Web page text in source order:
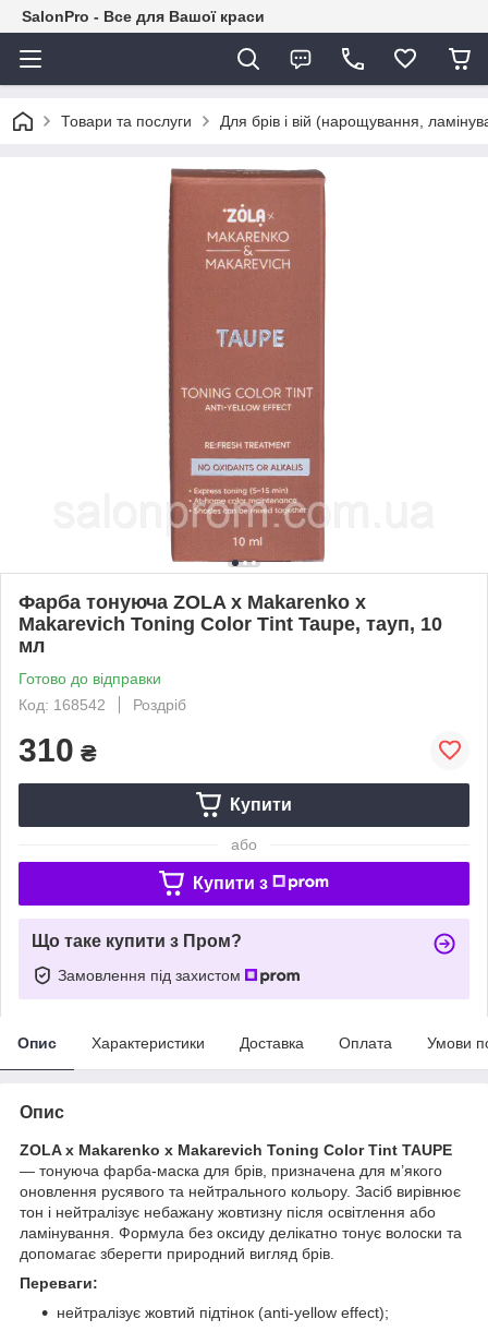
SalonPro - Все для Вашої краси
Товари та послуги Для брів і вій (нарощування,
Фарба тонуюча ZOLA x Makarenko x
Makarevich Toning Color Tint Taupe, тауп, 10
мл
Готово до відправки
Код: 168542
Роздріб
310 ₴
Купити
або
Купити з
Що таке купити з Пром?
Замовлення під захистом
Опис Характеристики Доставка Оплата Умови
Опис
ZOLA x Makarenko x Makarevich Toning Color Tint TAUPE
— тонуюча фарба-маска для брів, призначена для м’якого
оновлення русявого та нейтрального кольору. Засіб вирівнює
тон і нейтралізує небажану жовтизну після освітлення або
ламінування. Формула без оксиду делікатно тонує волоски та
допомагає зберегти природний вигляд брів.
Переваги:
нейтралізує жовтий підтінок (anti-yellow effect);